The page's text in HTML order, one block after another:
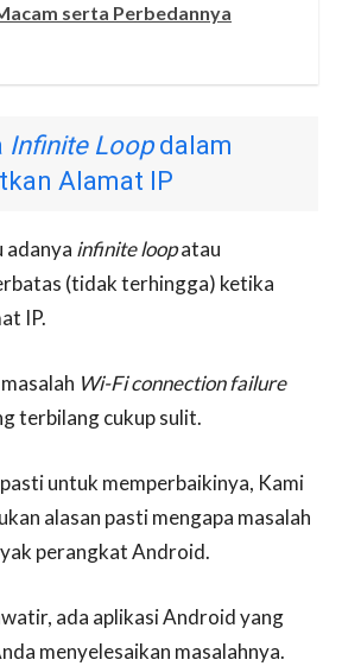
serta Perbedannya
Infinite Loopdalam
Alamat IP
adanya infinite loopatau
(tidak terhingga) ketika
IP.
Wi-Fi connection failure
terbilang cukup sulit.
untuk memperbaikinya, Kami
alasan pasti mengapa masalah
perangkat Android.
ada aplikasi Android yang
menyelesaikan masalahnya.